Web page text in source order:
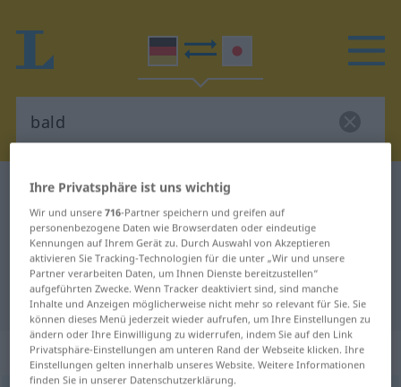
Deutsch-Japanisch Wörterbuch
Deutsch-Japanisch Übersetzung
für "bald"
"bald" Japanisch Übersetzung
„bald“
Ihre Privatsphäre ist uns wichtig
Wir und unsere716-Partner speichern und greifen auf
personenbezogene Daten wie Browserdaten oder eindeutige
Kennungen auf Ihrem Gerät zu. Durch Auswahl von Akzeptieren
aktivieren Sie Tracking-Technologien für die unter „Wir und unsere
Partner verarbeiten Daten, um Ihnen Dienste bereitzustellen“
aufgeführten Zwecke. Wenn Tracker deaktiviert sind, sind manche
Inhalte und Anzeigen möglicherweise nicht mehr so relevant für Sie. Sie
können dieses Menü jederzeit wieder aufrufen, um Ihre Einstellungen zu
ändern oder Ihre Einwilligung zu widerrufen, indem Sie auf den Link
Privatsphäre-Einstellungen am unteren Rand der Webseite klicken. Ihre
Einstellungen gelten innerhalb unseres Website. Weitere Informationen
finden Sie in unserer Datenschutzerklärung.